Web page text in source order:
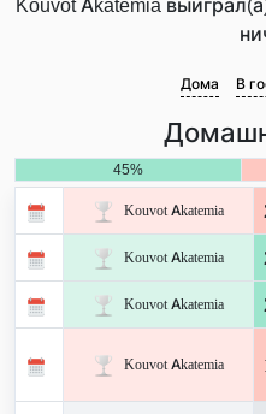
Kouvot Akatemia
Дома В
45%
Kouvot Akatemia
Kouvot Akatemia
Kouvot Akatemia
Kouvot Akatemia